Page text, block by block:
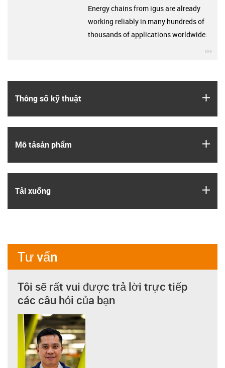
Thông số kỹ thuật
Mô tả­sản phẩm
Tải xuống
Energy chains from igus are already
working reliably in many hundreds of
thousands of applications worldwide.
Tư vấn
Tôi sẽ rất vui được trả lời trực tiếp
các câu hỏi của bạn